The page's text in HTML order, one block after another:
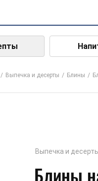
Выпечка и десерты Блины
Выпечка и
Блины